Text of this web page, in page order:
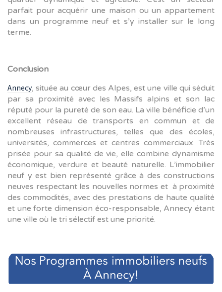
parfait pour acquérir une maison ou un appartement
dans un programme neuf et s’y installer sur le long
terme.
Conclusion
Annecy, située au cœur des Alpes, est une ville qui séduit
par sa proximité avec les Massifs alpins et son lac
réputé pour la pureté de son eau. La ville bénéficie d’un
excellent réseau de transports en commun et de
nombreuses infrastructures, telles que des écoles,
universités, commerces et centres commerciaux. Très
prisée pour sa qualité de vie, elle combine dynamisme
économique, verdure et beauté naturelle. L’immobilier
neuf y est bien représenté grâce à des constructions
neuves respectant les nouvelles normes et à proximité
des commodités, avec des prestations de haute qualité
et une forte dimension éco-responsable, Annecy étant
une ville où le tri sélectif est une priorité.